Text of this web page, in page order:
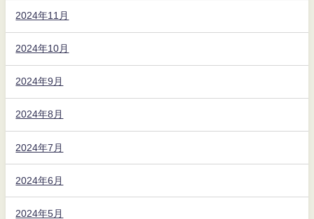
2024年11月
2024年10月
2024年9月
2024年8月
2024年7月
2024年6月
2024年5月